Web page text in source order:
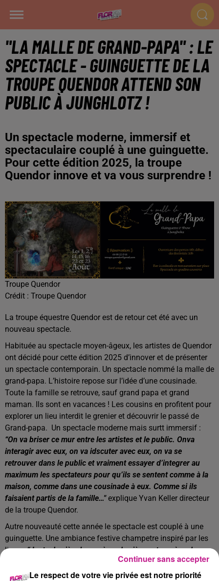
"LA MALLE DE GRAND-PAPA" : LE
SPECTACLE - GUINGUETTE DE LA
TROUPE QUENDOR ATTEND SON
PUBLIC À JUNGHLOTZ !
Un spectacle moderne, immersif et
spectaculaire couplé à une guinguette.
Pour cette édition 2025, la troupe
Quendor innove et va vous surprendre !
Troupe Quendor
Crédit : Troupe Quendor
La troupe équestre Quendor est de retour cet été avec un
nouveau spectacle.
Habituée au spectacle moyen-âgeux, les artistes de Quendor
ont décidé pour cette édition 2025 d’innover et de présenter
un spectacle contemporain. Un spectacle nommé la malle de
grand-papa. L’histoire repose sur l’idée d’une cousinade.
Toute la famille se retrouve, sauf grand papa et grand
maman. Ils sont en vacances ! Les cousins en profitent pour
explorer un lieu interdit le grenier et découvrir le passé de
Grand-papa. Un spectacle moderne mais surtt immersif :
“On va briser ce mur entre les artistes et le public. Onva
interagir avec eux, on va idscuter avec eux, on va se
retrouver dans le public et vraiment essayer d’integrer au
maximum les spectateurs pour qu’ils se sentent comme à la
maison, comme dans une cousinade à eux. Comme si ils
faisaient partis de la famille…"explique Yvan Keller directeur
de la troupe Quendor.
Autre nouveauté cette année le spectacle est couplé à une
guinguette. Une ambiance festive champetre inspiré par les
lieux : “Juste derrière le manège, derrière notre arène de
spectacle, on a un super espace en bordure de forêt, autour
d'un étang. On s’est dit qu’on devait faire quelque chose de
Le respect de votre vie privée est notre priorité
Continuer sans accepter